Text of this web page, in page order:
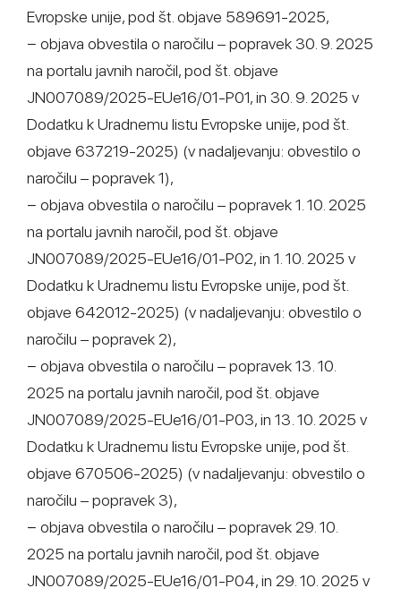
Evropske unije, pod št. objave 589691-2025,
− objava obvestila o naročilu – popravek 30. 9. 2025
na portalu javnih naročil, pod št. objave
JN007089/2025-EUe16/01-P01, in 30. 9. 2025 v
Dodatku k Uradnemu listu Evropske unije, pod št.
objave 637219-2025) (v nadaljevanju: obvestilo o
naročilu – popravek 1),
− objava obvestila o naročilu – popravek 1. 10. 2025
na portalu javnih naročil, pod št. objave
JN007089/2025-EUe16/01-P02, in 1. 10. 2025 v
Dodatku k Uradnemu listu Evropske unije, pod št.
objave 642012-2025) (v nadaljevanju: obvestilo o
naročilu – popravek 2),
− objava obvestila o naročilu – popravek 13. 10.
2025 na portalu javnih naročil, pod št. objave
JN007089/2025-EUe16/01-P03, in 13. 10. 2025 v
Dodatku k Uradnemu listu Evropske unije, pod št.
objave 670506-2025) (v nadaljevanju: obvestilo o
naročilu – popravek 3),
− objava obvestila o naročilu – popravek 29. 10.
2025 na portalu javnih naročil, pod št. objave
JN007089/2025-EUe16/01-P04, in 29. 10. 2025 v